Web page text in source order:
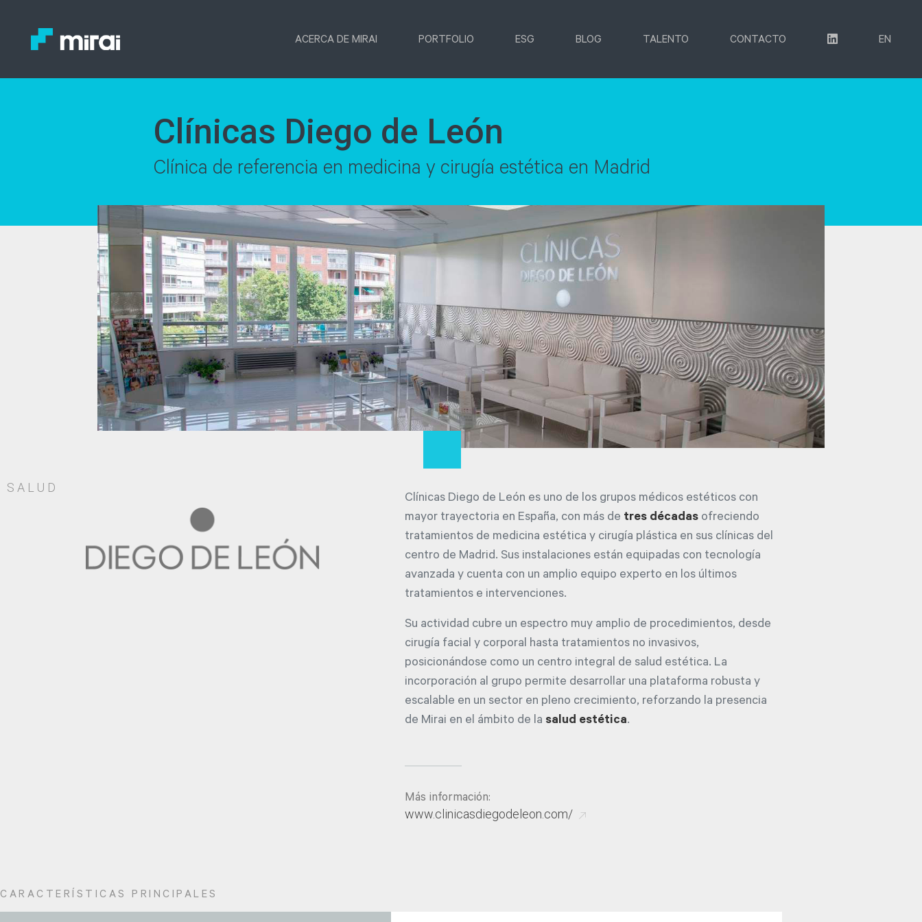
ACERCA DE MIRAI PORTFOLIO ESG BLOG TALENTO CONTACTO EN
Clínicas Diego de León
Clínica de referencia en medicina y cirugía estética en Madrid
SALUD
Clínicas Diego de León es uno de los grupos médicos estéticos con
mayor trayectoria en España, con más de tres décadas ofreciendo
tratamientos de medicina estética y cirugía plástica en sus clínicas del
centro de Madrid. Sus instalaciones están equipadas con tecnología
avanzada y cuenta con un amplio equipo experto en los últimos
tratamientos e intervenciones.
Su actividad cubre un espectro muy amplio de procedimientos, desde
cirugía facial y corporal hasta tratamientos no invasivos,
posicionándose como un centro integral de salud estética. La
incorporación al grupo permite desarrollar una plataforma robusta y
escalable en un sector en pleno crecimiento, reforzando la presencia
de Mirai en el ámbito de la salud estética.
Más información:
www.clinicasdiegodeleon.com/
CARACTERÍSTICAS PRINCIPALES